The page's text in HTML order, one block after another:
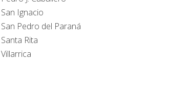
San Ignacio
San Pedro del Paraná
Santa Rita
Villarrica